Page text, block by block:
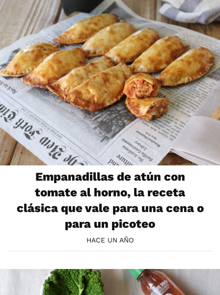
Empanadillas de atún con
tomate al horno, la receta
clásica que vale para una cena o
para un picoteo
HACE UN AÑO